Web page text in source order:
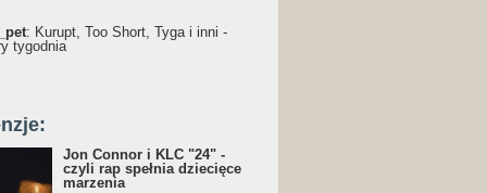
: Kurupt, Too Short, Tyga i inni -
tygodnia
Jon Connor i KLC "24" -
czyli rap spełnia dziecięce
marzenia